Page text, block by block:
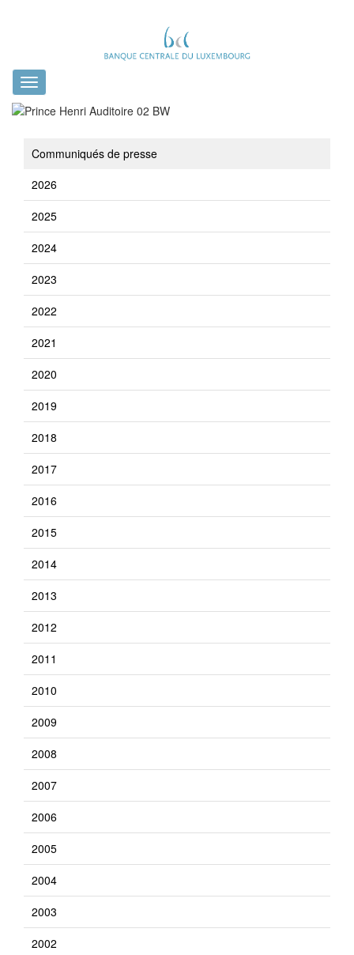
Toggle
navigation
Communiqués de presse
2026
2025
2024
2023
2022
2021
2020
2019
2018
2017
2016
2015
2014
2013
2012
2011
2010
2009
2008
2007
2006
2005
2004
2003
2002